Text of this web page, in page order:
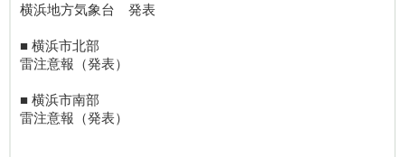
横浜地方気象台 発表
■ 横浜市北部
雷注意報（発表）
■ 横浜市南部
雷注意報（発表）